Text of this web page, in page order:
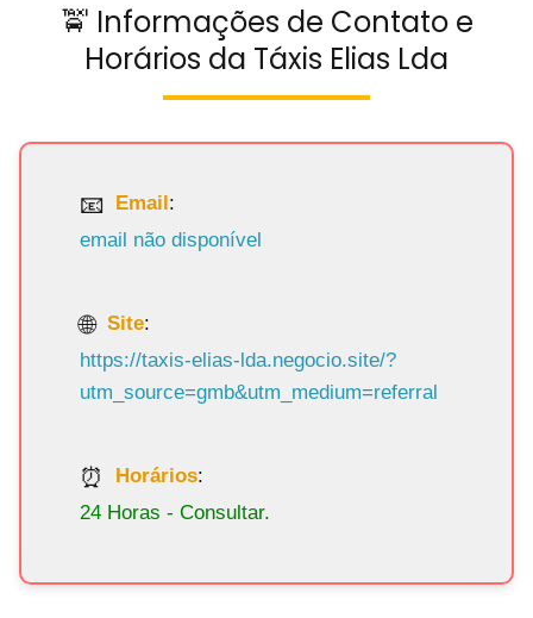
🚖 Informações de Contato e
Horários da Táxis Elias Lda
Email:
email não disponível
Site:
https://taxis-elias-lda.negocio.site/?
utm_source=gmb&utm_medium=referral
Horários:
24 Horas - Consultar.